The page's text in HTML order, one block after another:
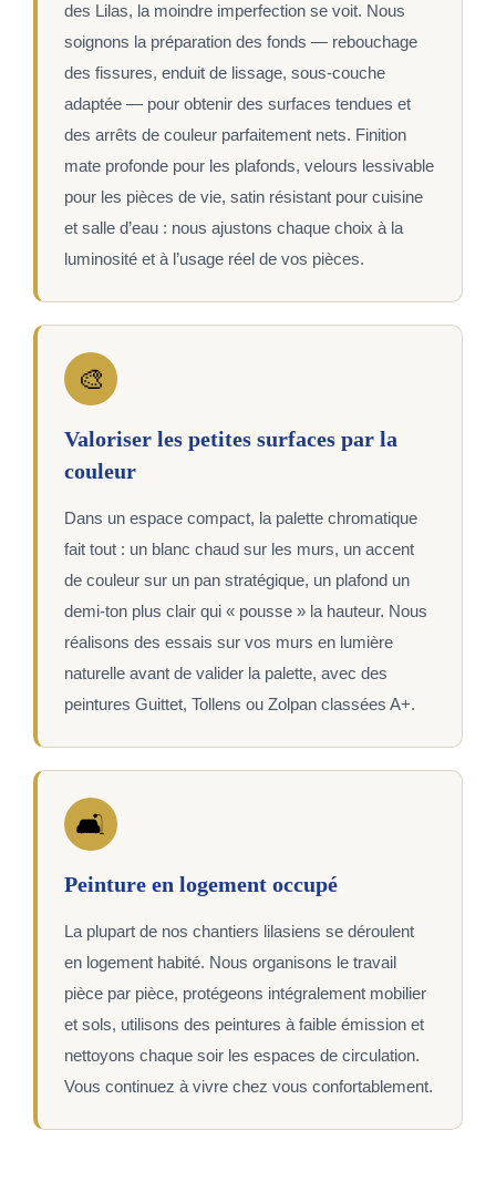
des Lilas, la moindre imperfection se voit. Nous
soignons la préparation des fonds — rebouchage
des fissures, enduit de lissage, sous-couche
adaptée — pour obtenir des surfaces tendues et
des arrêts de couleur parfaitement nets. Finition
mate profonde pour les plafonds, velours lessivable
pour les pièces de vie, satin résistant pour cuisine
et salle d’eau : nous ajustons chaque choix à la
luminosité et à l’usage réel de vos pièces.
🎨
Valoriser les petites surfaces par la
couleur
Dans un espace compact, la palette chromatique
fait tout : un blanc chaud sur les murs, un accent
de couleur sur un pan stratégique, un plafond un
demi-ton plus clair qui « pousse » la hauteur. Nous
réalisons des essais sur vos murs en lumière
naturelle avant de valider la palette, avec des
peintures Guittet, Tollens ou Zolpan classées A+.
🛋️
Peinture en logement occupé
La plupart de nos chantiers lilasiens se déroulent
en logement habité. Nous organisons le travail
pièce par pièce, protégeons intégralement mobilier
et sols, utilisons des peintures à faible émission et
nettoyons chaque soir les espaces de circulation.
Vous continuez à vivre chez vous confortablement.